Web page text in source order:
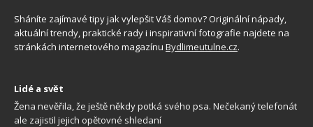
Sháníte zajímavé tipy jak vylepšit Váš domov? Originální nápady,
aktuální trendy, praktické rady i inspirativní fotografie najdete na
stránkách internetového magazínu Bydlimeutulne.cz.
Lidé a svět
Žena nevěřila, že ještě někdy potká svého psa. Nečekaný telefonát
ale zajistil jejich opětovné shledaní